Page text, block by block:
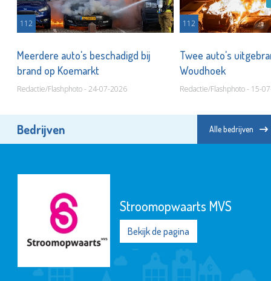
112
Meerdere auto's beschadigd bij
brand op Koemarkt
Redactie/Flashphoto - 24-07-2026
112
Twee auto's
Woudhoek
Redactie/Flashphoto - 15-
Bedrijven Alle bedrijven
Stroomopwaarts MVS
Bekijk de pagina